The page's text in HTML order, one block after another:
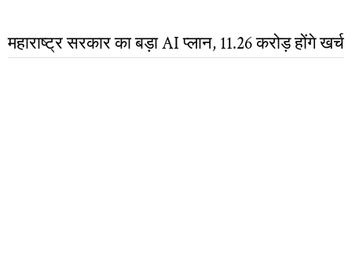
महाराष्ट्र सरकार का बड़ा AI प्लान, 11.26 करोड़ होंगे खर्च